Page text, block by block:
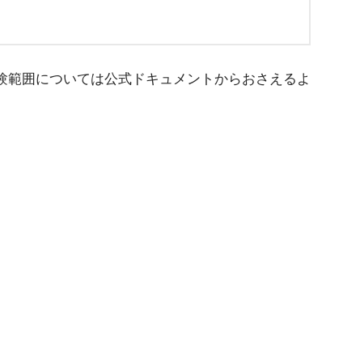
囲については公式ドキュメントからおさえるよ